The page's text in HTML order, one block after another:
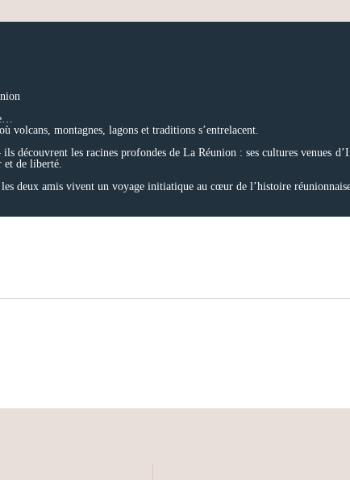
volcans, montagnes, lagons et traditions s’entrelacent.
découvrent les racines profondes de La Réunion : ses cultures venues
et de liberté.
deux amis vivent un voyage initiatique au cœur de l’histoire